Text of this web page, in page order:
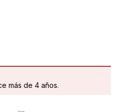
más de 4 años.